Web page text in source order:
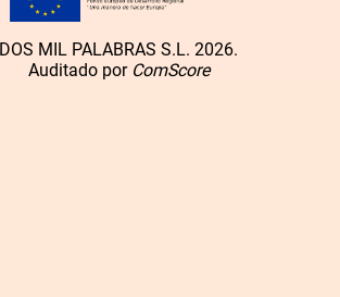
DOS MIL PALABRAS S.L. 2026.
Auditado por ComScore